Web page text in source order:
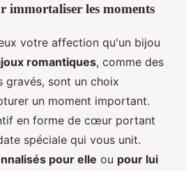
immortaliser les moments
votre affection qu'un bijou
romantiques, comme des
gravés, sont un choix
un moment important.
en forme de cœur portant
spéciale qui vous unit.
pour elle ou pour lui